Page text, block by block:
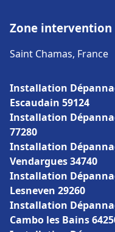
Zone intervention
Saint Chamas, France
Installation
Escaudain 59124
Installation
77280
Installation
Vendargues 34740
Installation
Lesneven 29260
Installation
Cambo les Bains